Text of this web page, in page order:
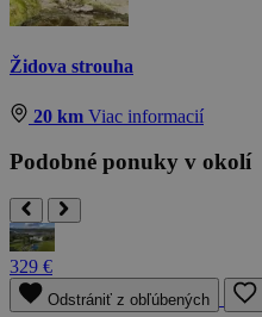
Židova strouha
20 km Viac informacií
Podobné ponuky v okolí
329 €
Odstrániť z obľúbených